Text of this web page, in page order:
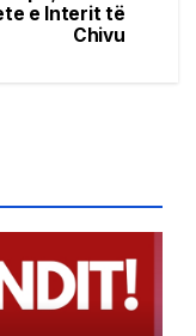
e Interit të
Chivu